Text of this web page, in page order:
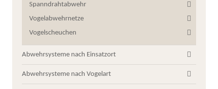
Spanndrahtabwehr
Vogelabwehrnetze
Vogelscheuchen
Abwehrsysteme nach Einsatzort
Abwehrsysteme nach Vogelart